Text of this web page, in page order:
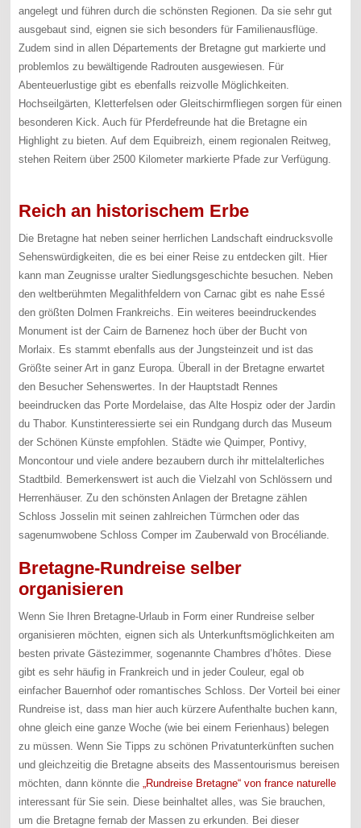
angelegt und führen durch die schönsten Regionen. Da sie sehr gut
ausgebaut sind, eignen sie sich besonders für Familienausflüge.
Zudem sind in allen Départements der Bretagne gut markierte und
problemlos zu bewältigende Radrouten ausgewiesen. Für
Abenteuerlustige gibt es ebenfalls reizvolle Möglichkeiten.
Hochseilgärten, Kletterfelsen oder Gleitschirmfliegen sorgen für einen
besonderen Kick. Auch für Pferdefreunde hat die Bretagne ein
Highlight zu bieten. Auf dem Equibreizh, einem regionalen Reitweg,
stehen Reitern über 2500 Kilometer markierte Pfade zur Verfügung.
Reich an historischem Erbe
Die Bretagne hat neben seiner herrlichen Landschaft eindrucksvolle
Sehenswürdigkeiten, die es bei einer Reise zu entdecken gilt. Hier
kann man Zeugnisse uralter Siedlungsgeschichte besuchen. Neben
den weltberühmten Megalithfeldern von Carnac gibt es nahe Essé
den größten Dolmen Frankreichs. Ein weiteres beeindruckendes
Monument ist der Cairn de Barnenez hoch über der Bucht von
Morlaix. Es stammt ebenfalls aus der Jungsteinzeit und ist das
Größte seiner Art in ganz Europa. Überall in der Bretagne erwartet
den Besucher Sehenswertes. In der Hauptstadt Rennes
beeindrucken das Porte Mordelaise, das Alte Hospiz oder der Jardin
du Thabor. Kunstinteressierte sei ein Rundgang durch das Museum
der Schönen Künste empfohlen. Städte wie Quimper, Pontivy,
Moncontour und viele andere bezaubern durch ihr mittelalterliches
Stadtbild. Bemerkenswert ist auch die Vielzahl von Schlössern und
Herrenhäuser. Zu den schönsten Anlagen der Bretagne zählen
Schloss Josselin mit seinen zahlreichen Türmchen oder das
sagenumwobene Schloss Comper im Zauberwald von Brocéliande.
Bretagne-Rundreise selber
organisieren
Wenn Sie Ihren Bretagne-Urlaub in Form einer Rundreise selber
organisieren möchten, eignen sich als Unterkunftsmöglichkeiten am
besten private Gästezimmer, sogenannte Chambres d’hôtes. Diese
gibt es sehr häufig in Frankreich und in jeder Couleur, egal ob
einfacher Bauernhof oder romantisches Schloss. Der Vorteil bei einer
Rundreise ist, dass man hier auch kürzere Aufenthalte buchen kann,
ohne gleich eine ganze Woche (wie bei einem Ferienhaus) belegen
zu müssen. Wenn Sie Tipps zu schönen Privatunterkünften suchen
und gleichzeitig die Bretagne abseits des Massentourismus bereisen
möchten, dann könnte die„Rundreise Bretagne“ von france naturelle
interessant für Sie sein. Diese beinhaltet alles, was Sie brauchen,
um die Bretagne fernab der Massen zu erkunden. Bei dieser